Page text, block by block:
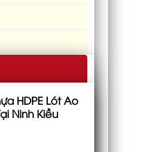
HDPE Lót Ao
Ninh Kiều